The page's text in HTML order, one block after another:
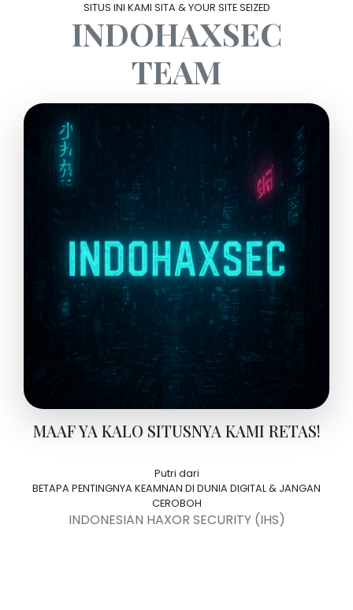
SITUS INI KAMI SITA & YOUR SITE SEIZED
INDOHAXSEC
TEAM
MAAF YA KALO SITUSNYA KAMI RETAS!
Putri dari
BETAPA PENTINGNYA KEAMNAN DI DUNIA DIGITAL & JANGAN
CEROBOH
INDONESIAN HAXOR SECURITY (IHS)